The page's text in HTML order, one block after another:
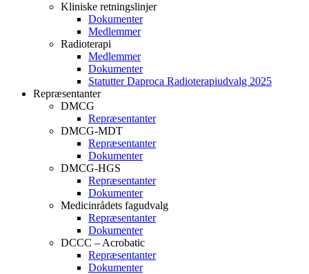
Kliniske retningslinjer
Dokumenter
Medlemmer
Radioterapi
Medlemmer
Dokumenter
Statutter Daproca Radioterapiudvalg 2025
Repræsentanter
DMCG
Repræsentanter
DMCG-MDT
Repræsentanter
Dokumenter
DMCG-HGS
Repræsentanter
Dokumenter
Medicinrådets fagudvalg
Repræsentanter
Dokumenter
DCCC – Acrobatic
Repræsentanter
Dokumenter